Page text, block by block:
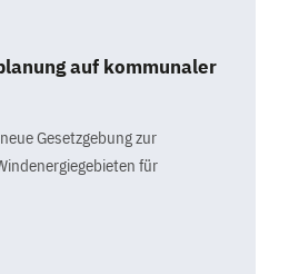
auf kommunaler
Gesetzgebung zur
für